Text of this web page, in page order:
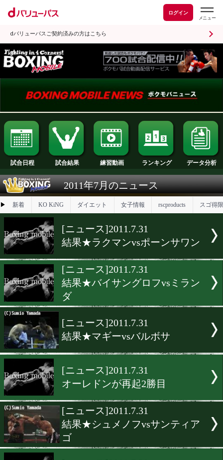
ログイン
dバリューパスご契約済みの方はこちら
試合日程 試合結果 練習動画 ランキング
2011年7月のニュース
▶ 新着 KO KiNG ダイエット 女子情報
[ニュース]2011.7.31
結果★ラクマンvsポーンサ
[ニュース]2011.7.31
結果★バイサングロフvsミ
ダ
[ニュース]2011.7.31
結果★マギーvsバルボサ
[ニュース]2011.7.31